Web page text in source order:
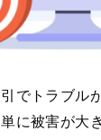
でトラブル
に被害が大